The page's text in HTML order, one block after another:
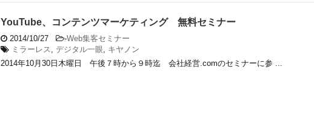
YouTube、コンテンツマーケティング 無料セミナー
2014/10/27 -Web集客セミナー
ミラーレス
デジタル一眼
キヤノン
2014年10月30日木曜日 午後７時から９時迄 会社経営.comのセミナーに参 ...